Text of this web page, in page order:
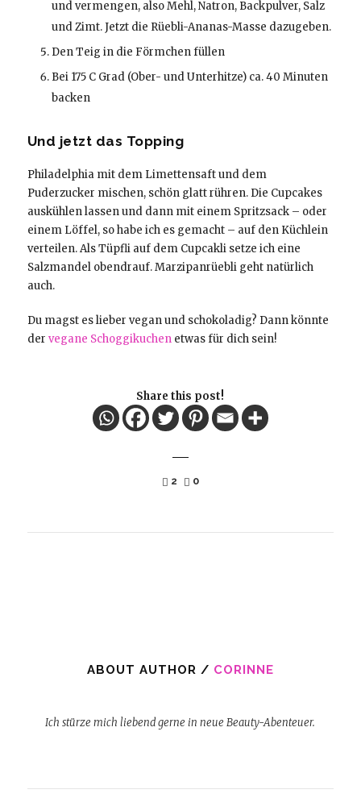
und vermengen, also Mehl, Natron, Backpulver, Salz
und Zimt. Jetzt die Rüebli-Ananas-Masse dazugeben.
Den Teig in die Förmchen füllen
Bei 175 C Grad (Ober- und Unterhitze) ca. 40 Minuten
backen
Und jetzt das Topping
Philadelphia mit dem Limettensaft und dem
Puderzucker mischen, schön glatt rühren. Die Cupcakes
auskühlen lassen und dann mit einem Spritzsack – oder
einem Löffel, so habe ich es gemacht – auf den Küchlein
verteilen. Als Tüpfli auf dem Cupcakli setze ich eine
Salzmandel obendrauf. Marzipanrüebli geht natürlich
auch.
Du magst es lieber vegan und schokoladig? Dann könnte
der vegane Schoggikuchenetwas für dich sein!
Share this post!
2 0
ABOUT AUTHOR / CORINNE
Ich stürze mich liebend gerne in neue Beauty-Abenteuer.